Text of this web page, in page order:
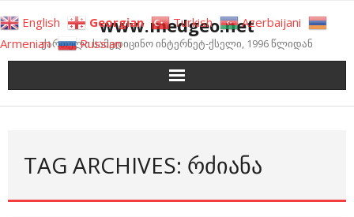
to
content
www.medgeo.net
ქართული სამედიცინო ინტერნეტ-ქსელი, 1996 წლიდან
TAG ARCHIVES: ᲠᲫᲘᲐᲜᲐ
English Georgian Turkish
Azerbaijani
Armenian
Russian